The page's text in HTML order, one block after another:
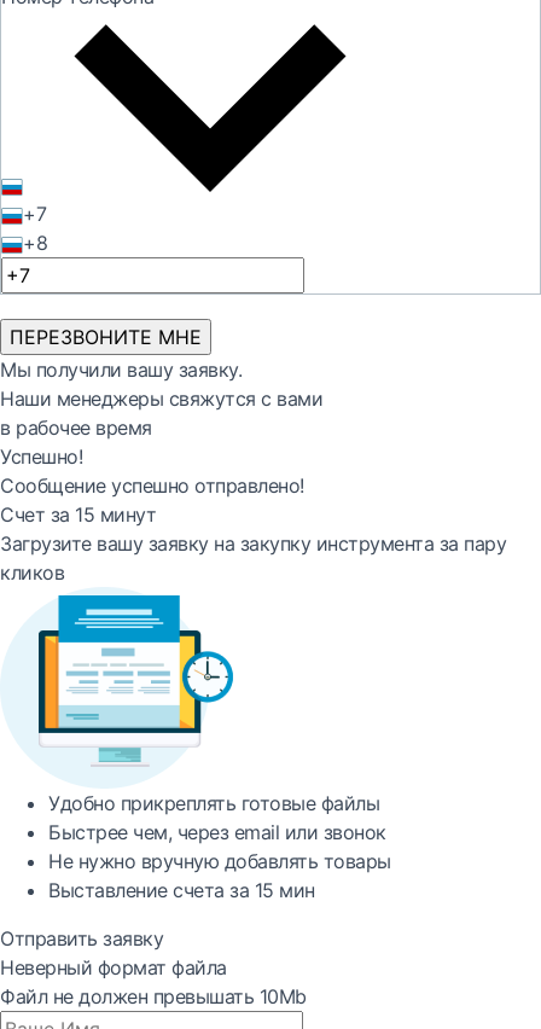
+7
+8
ПЕРЕЗВОНИТЕ МНЕ
Мы получили вашу заявку.
Наши менеджеры свяжутся с вами
в рабочее время
Успешно!
Сообщение успешно отправлено!
Счет за 15 минут
Загрузите вашу заявку на закупку инструмента за пару
кликов
Удобно прикреплять готовые файлы
Быстреечем, через email или звонок
Не нужно вручную добавлять товары
Выставление счета за 15 мин
Отправить заявку
Неверный формат файла
Файл не должен превышать 10Mb